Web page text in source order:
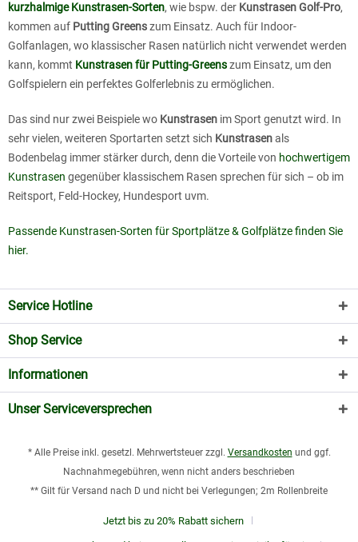
kurzhalmige Kunstrasen-Sorten, wie bspw. der Kunstrasen Golf-Pro,
kommen auf Putting Greenszum Einsatz. Auch für Indoor-
Golfanlagen, wo klassischer Rasen natürlich nicht verwendet werden
kann, kommt Kunstrasen für Putting-Greenszum Einsatz, um den
Golfspielern ein perfektes Golferlebnis zu ermöglichen.
Das sind nur zwei Beispiele wo Kunstrasen im Sport genutzt wird. In
sehr vielen, weiteren Sportarten setzt sich Kunstrasenals
Bodenbelag immer stärker durch, denn die Vorteile von hochwertigem
Kunstrasen gegenüber klassischem Rasen sprechen für sich – ob im
Reitsport, Feld-Hockey, Hundesport uvm.
Passende Kunstrasen-Sorten für Sportplätze & Golfplätze finden Sie
hier.
Service Hotline
Shop Service
Informationen
Unser Serviceversprechen
* Alle Preise inkl. gesetzl. Mehrwertsteuer zzgl. Versandkosten und ggf.
Nachnahmegebühren, wenn nicht anders beschrieben
** Gilt für Versand nach D und nicht bei Verlegungen; 2m Rollenbreite
Jetzt bis zu 20% Rabatt sichern